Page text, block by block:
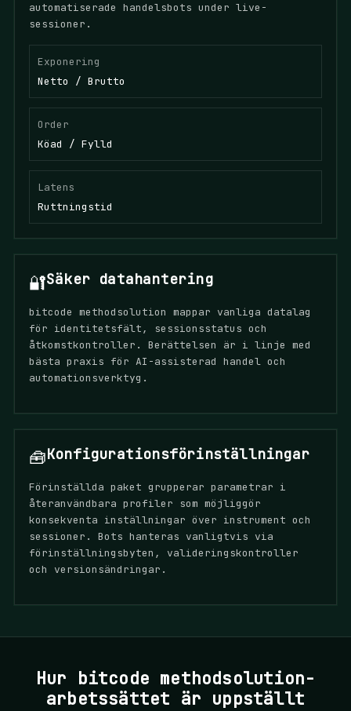
automatiserade handelsbots under live-
sessioner.
Exponering
Netto / Brutto
Order
Köad / Fylld
Latens
Ruttningstid
🔐Säker datahantering
bitcode methodsolution mappar vanliga datalag
för identitetsfält, sessionsstatus och
åtkomstkontroller. Berättelsen är i linje med
bästa praxis för AI-assisterad handel och
automationsverktyg.
🧰Konfigurationsförinställningar
Förinställda paket grupperar parametrar i
återanvändbara profiler som möjliggör
konsekventa inställningar över instrument och
sessioner. Bots hanteras vanligtvis via
förinställningsbyten, valideringskontroller
och versionsändringar.
Hur bitcode methodsolution-
arbetssättet är uppställt